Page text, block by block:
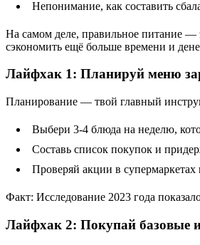
Непонимание, как составить
На самом деле, правильное питание —
сэкономить ещё больше времени и
Лайфхак 1: Планируй меню
Планирование — твой главный
Выбери 3-4 блюда на неделю,
Составь список покупок и
Проверяй акции в
Факт: Исследование 2023 года
Лайфхак 2: Покупай базовые